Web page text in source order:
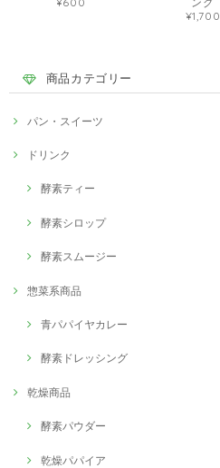
¥1,700
商品カテゴリー
パン・スイーツ
ドリンク
酵素ティー
酵素シロップ
酵素スムージー
惣菜系商品
青パパイヤカレー
酵素ドレッシング
乾燥商品
酵素パウダー
乾燥パパイア